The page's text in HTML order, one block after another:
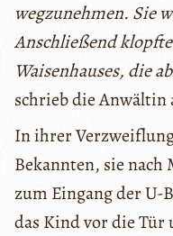
wegzunehmen. Sie
Anschließend
Waisenhauses, die
schrieb die Anwältin
In ihrer
Bekannten, sie
zum Eingang der U-
das Kind vor die Tür